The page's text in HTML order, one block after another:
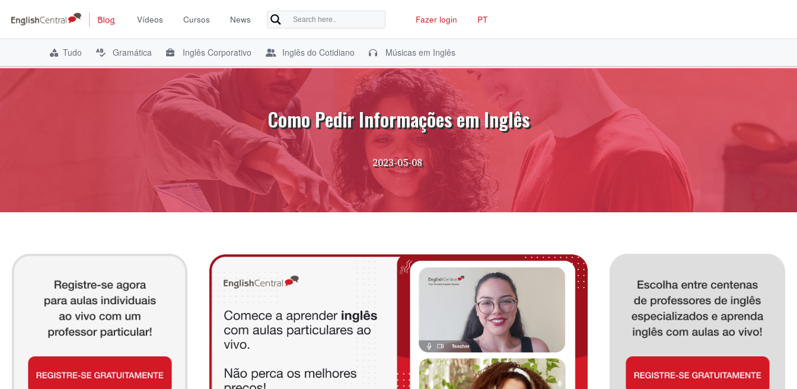
Vídeos Cursos News Fazer login PT
Tudo Gramática Inglês Corporativo Inglês do Cotidiano Músicas em Inglês
Como Pedir Informações em Inglês
2023-05-08